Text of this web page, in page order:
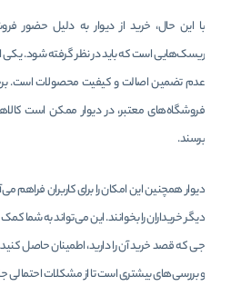
با این حال، خرید از دیوار به دلیل حضور
ریسک‌هایی است که باید در نظر گرفته شود. یکی از
عدم تضمین اصالت و کیفیت محصولات است.
فروشگاه‌های معتبر، در دیوار ممکن است
برسند.
دیوار همچنین این امکان را برای کاربران فراهم
دیگر خریداران را بخوانند. این می‌تواند به شما
جی که قصد خرید آن را دارید، اطمینان حاصل کنید.
و بررسی‌های بیشتری است تا از مشکلات احتمالی